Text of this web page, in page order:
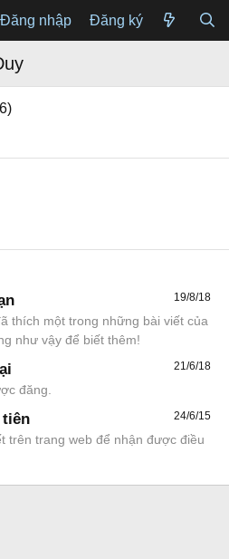
Đăng nhập Đăng ký
19/8/18
thích một trong những bài viết của
như vậy để biết thêm!
21/6/18
đăng.
24/6/15
tiên
trên trang web để nhận được điều